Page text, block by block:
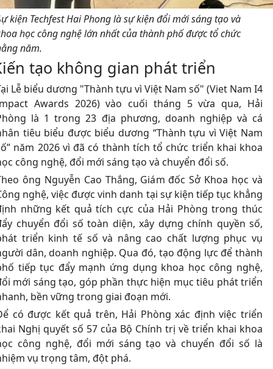
ự kiện Techfest Hai Phong là sự kiện đổi mới sáng tạo và
học công nghệ lớn nhất của thành phố được tổ chức
năm.
tạo không gian phát triển
Lễ biểu dương "Thành tựu vì Việt Nam số" (Viet Nam I4
Awards 2026) vào cuối tháng 5 vừa qua, Hải
là 1 trong 23 địa phương, doanh nghiệp và cá
tiêu biểu được biểu dương “Thành tựu vì Việt Nam
năm 2026 vì đã có thành tích tổ chức triển khai khoa
công nghệ, đổi mới sáng tạo và chuyển đổi số.
ông Nguyễn Cao Thắng, Giám đốc Sở Khoa học và
nghệ, việc được vinh danh tại sự kiện tiếp tục khẳng
những kết quả tích cực của Hải Phòng trong thúc
chuyển đổi số toàn diện, xây dựng chính quyền số,
triển kinh tế số và nâng cao chất lượng phục vụ
dân, doanh nghiệp. Qua đó, tạo động lực để thành
tiếp tục đẩy mạnh ứng dụng khoa học công nghệ,
mới sáng tạo, góp phần thực hiện mục tiêu phát triển
bền vững trong giai đoạn mới.
có được kết quả trên, Hải Phòng xác định việc triển
Nghị quyết số 57 của Bộ Chính trị về triển khai khoa
công nghệ, đổi mới sáng tạo và chuyển đổi số là
vụ trọng tâm, đột phá.